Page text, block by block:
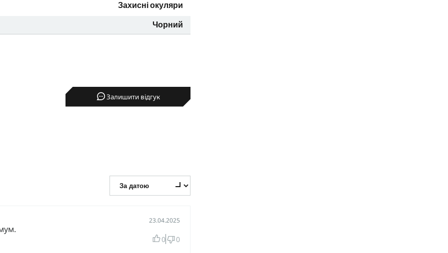
жовта, темна). Це дозволяє швидко
профіль гарантує сумісність з
нічного бачення.
надійний захист очей та комфорт в будь-яких
Захисні окуляри
Чорний
Залишити відгук
23.04.2025
0 0